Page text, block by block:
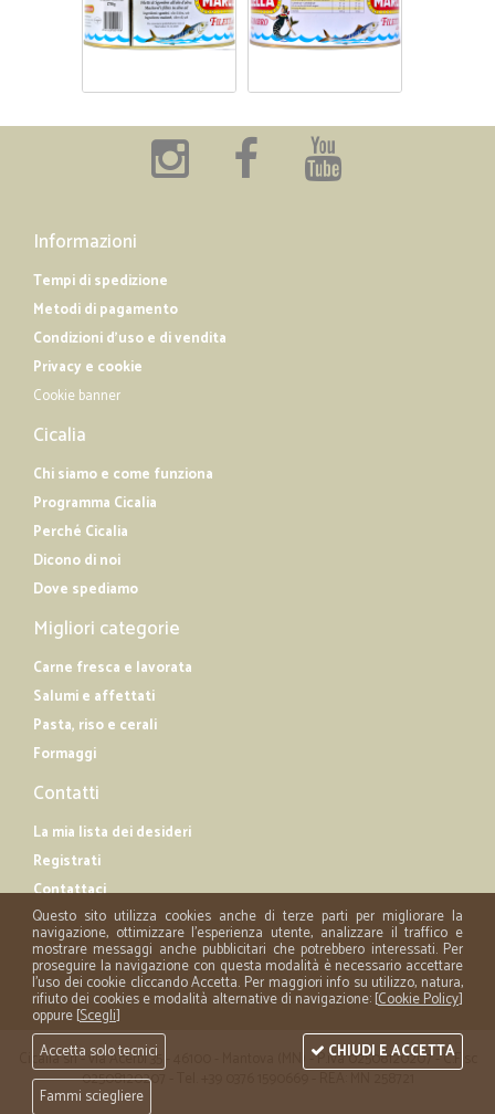
Informazioni
Tempi di spedizione
Metodi di pagamento
Condizioni d'uso e di vendita
Privacy e cookie
Cookie banner
Cicalia
Chi siamo e come funziona
Programma Cicalia
Perché Cicalia
Dicono di noi
Dove spediamo
Migliori categorie
Carne fresca e lavorata
Salumi e affettati
Pasta, riso e cerali
Formaggi
Contatti
La mia lista dei desideri
Registrati
Contattaci
Cicalia srl - via Acerbi 35 - 46100 - Mantova (MN) - P.iva 02508120207 - C.Fisc
02508120207 - Tel. +39 0376 1590669 - REA: MN 258721
Questo sito utilizza cookies anche di terze parti per migliorare la
navigazione, ottimizzare l'esperienza utente, analizzare il traffico e
mostrare messaggi anche pubblicitari che potrebbero interessati. Per
proseguire la navigazione con questa modalità è necessario accettare
l'uso dei cookie cliccando Accetta. Per maggiori info su utilizzo, natura,
rifiuto dei cookies e modalità alternative di navigazione: [Cookie Policy]
oppure [Scegli]
Accetta solo tecnici
Fammi sciegliere
CHIUDI E ACCETTA